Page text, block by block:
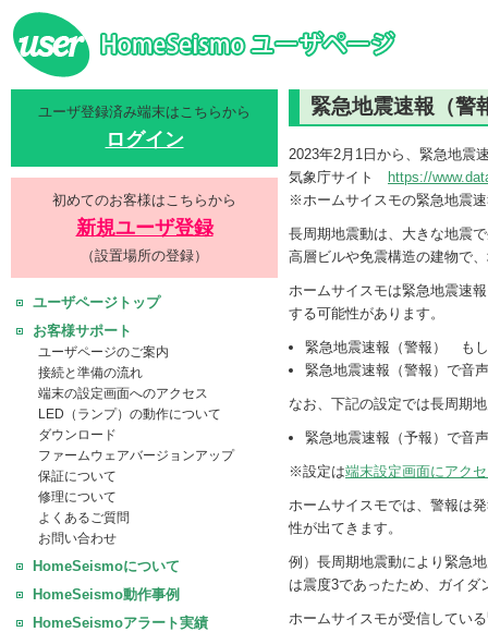
ユーザ登録済み端末はこちらから
ログイン
初めてのお客様はこちらから
新規ユーザ登録
（設置場所の登録）
ユーザページトップ
お客様サポート
ユーザページのご案内
接続と準備の流れ
端末の設定画面へのアクセス
LED（ランプ）の動作について
ダウンロード
ファームウェアバージョンアップ
保証について
修理について
よくあるご質問
お問い合わせ
HomeSeismoについて
HomeSeismo動作事例
HomeSeismoアラート実績
緊急地震速報（警
2023年2月1日から、緊急地震
気象庁サイト
https://
※ホームサイスモの緊急地震
長周期地震動は、大きな地震
高層ビルや免震構造の建物で
ホームサイスモは緊急地震速
する可能性があります。
緊急地震速報（警報） も
緊急地震速報（警報）で音
なお、下記の設定では長周期
緊急地震速報（予報）で音
※設定は端末設定画面にアク
ホームサイスモでは、警報は
性が出てきます。
例）長周期地震動により緊急
は震度3であったため、ガイダ
ホームサイスモが受信してい